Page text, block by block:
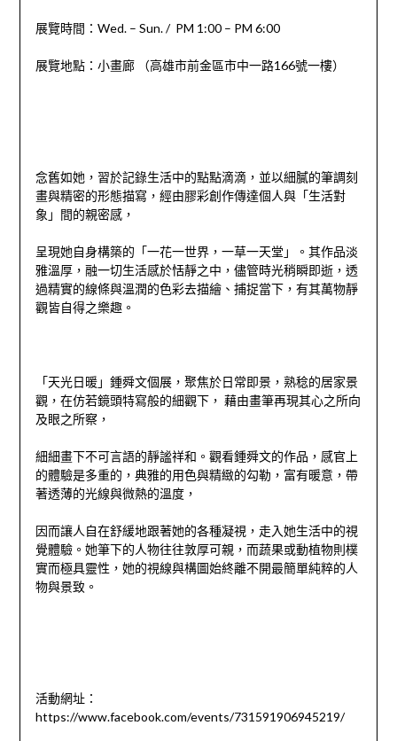
展覽時間：Wed. – Sun. / PM 1:00 – PM 6:00
展覽地點：小畫廊 （高雄市前金區市中一路166號一樓）
念舊如她，習於記錄生活中的點點滴滴，並以細膩的筆調刻
畫與精密的形態描寫，經由膠彩創作傳達個人與「生活對
象」間的親密感，
呈現她自身構築的「一花一世界，一草一天堂」。其作品淡
雅溫厚，融一切生活感於恬靜之中，儘管時光稍瞬即逝，透
過精實的線條與溫潤的色彩去描繪、捕捉當下，有其萬物靜
觀皆自得之樂趣。
「天光日暖」鍾舜文個展，聚焦於日常即景，熟稔的居家景
觀，在仿若鏡頭特寫般的細觀下， 藉由畫筆再現其心之所向
及眼之所察，
細細畫下不可言語的靜謐祥和。觀看鍾舜文的作品，感官上
的體驗是多重的，典雅的用色與精緻的勾勒，富有暖意，帶
著透薄的光線與微熱的溫度，
因而讓人自在舒緩地跟著她的各種凝視，走入她生活中的視
覺體驗。她筆下的人物往往敦厚可親，而蔬果或動植物則樸
實而極具靈性，她的視線與構圖始終離不開最簡單純粹的人
物與景致。
活動網址：
https://www.facebook.com/events/731591906945219/